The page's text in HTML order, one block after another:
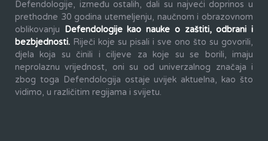
Defendologije, između ostalih, dali su najveći doprinos u
prethodne 30 godina utemeljenju, naučnom i obrazovnom
oblikovanju Defendologije kao nauke o zaštiti, odbrani i
bezbjednosti. Riječi koje su pisali i sve ono što su govorili,
djela koja su činili i ciljeve za koje su se borili, imaju
neprolaznu vrijednost, oni su od univerzalnog značaja i
zbog toga Defendologija ostaje uvijek aktuelna, kao što
vidimo, u različitim regijama i svijetu.